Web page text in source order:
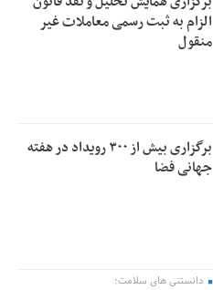
الزام به ثبت رسمی معاملات غیر
منقول
برگزاری بیش از ۳۰۰ رویداد در هفته
جهانی فضا
دانستنی های سلامت؛